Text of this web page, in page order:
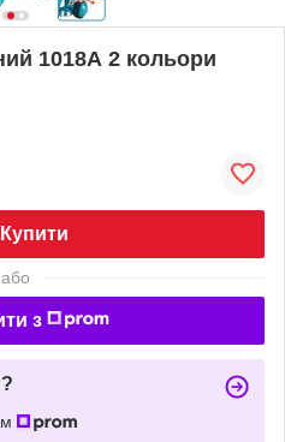
1018А 2 кольори
Купити
або
з